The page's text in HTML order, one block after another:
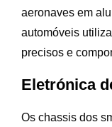
aeronaves em
automóveis
precisos e
Eletrónica
Os chassis dos